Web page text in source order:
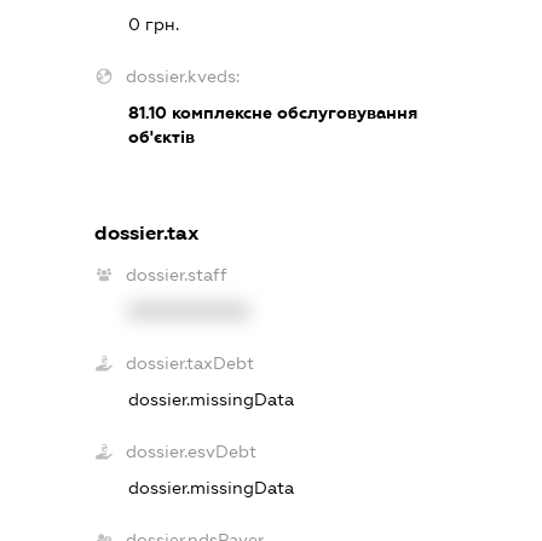
0 грн.
dossier.kveds:
81.10комплексне обслуговування
об'єктів
dossier.tax
dossier.staff
dossier.taxDebt
dossier.missingData
dossier.esvDebt
dossier.missingData